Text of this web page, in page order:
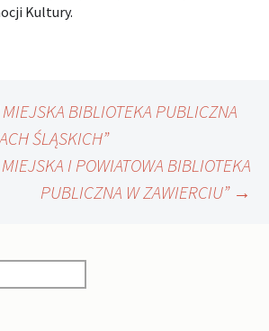
Kultury.
BIBLIOTEKA PUBLICZNA
ŚLĄSKICH”
I POWIATOWA BIBLIOTEKA
PUBLICZNA W ZAWIERCIU” →